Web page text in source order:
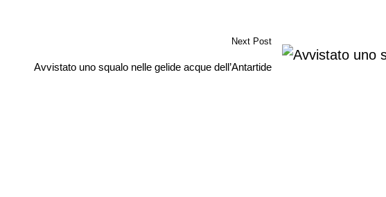
Next Post
Avvistato uno squalo nelle gelide acque dell’Antartide